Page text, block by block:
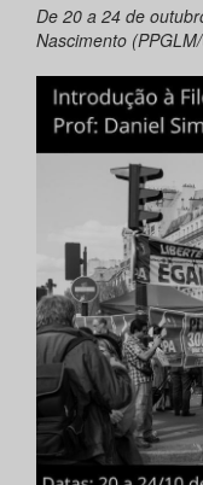
De 20 a 24 de
Nascimento